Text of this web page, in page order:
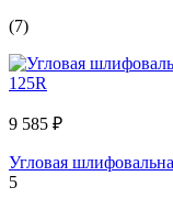
(7)
9 585 ₽
Угловая
5